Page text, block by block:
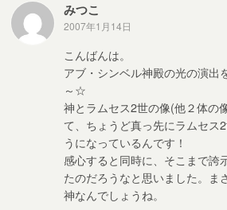
みつこ
2007年1月14日
こんばんは。
アブ・シンベル神殿の光の演出
～☆
神とラムセス2世の像(他２体の
て、ちょうど真っ先にラムセス
うになっているんです！
感心すると同時に、そこまで誇
たのだろうなと思いました。ま
神なんでしょうね。